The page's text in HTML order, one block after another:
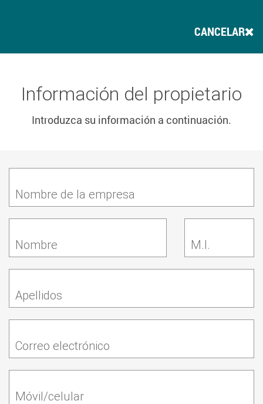
CANCELAR
Información del propietario
Introduzca su información a continuación.
Nombre de la empresa
Nombre M.I.
Apellidos
Correo electrónico
Móvil/celular